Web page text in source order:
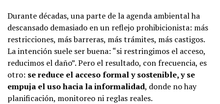
Durante décadas, una parte de la agenda ambiental ha
descansado demasiado en un reflejo prohibicionista: más
restricciones, más barreras, más trámites, más castigos.
La intención suele ser buena: “si restringimos el acceso,
reducimos el daño”. Pero el resultado, con frecuencia, es
otro: se reduce el acceso formal y sostenible, y se
empuja el uso hacia la informalidad, donde no hay
planificación, monitoreo ni reglas reales.